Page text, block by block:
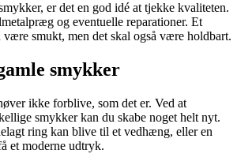
er det en god idé at tjekke kvaliteten.
og eventuelle reparationer. Et
være smukt, men det skal også være holdbart.
smykker
ikke forblive, som det er. Ved at
smykker kan du skabe noget helt nyt.
ring kan blive til et vedhæng, eller en
et moderne udtryk.